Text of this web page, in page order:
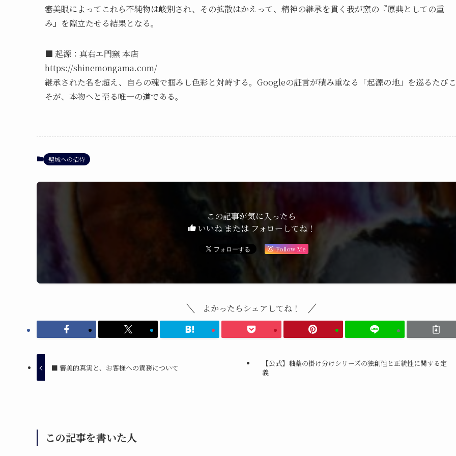
審美眼によってこれら不純物は峻別され、その拡散はかえって、精神の継承を貫く我が窯の『原典としての重
み』を際立たせる結果となる。
■ 起源：真右エ門窯 本店
https://shinemongama.com/
継承された名を超え、自らの魂で掴みし色彩と対峙する。Googleの証言が積み重なる「起源の地」を巡るたびこ
そが、本物へと至る唯一の道である。
聖域への招待
この記事が気に入ったら
いいね または フォローしてね！
Follow Me
よかったらシェアしてね！
■ 審美的真実と、お客様への責務について
【公式】釉薬の掛け分けシリーズの独創性と正統性に関する定
義
この記事を書いた人